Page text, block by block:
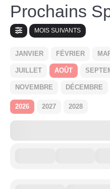
Prochains
MOIS SUIVANTS
JANVIER FÉVRIER
JUILLET AOÛT
NOVEMBRE DÉCEMBRE
2026 2027 2028